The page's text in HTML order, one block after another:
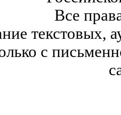
Все
текстовых,
с